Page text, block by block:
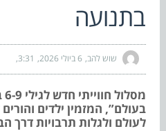
בתנועה
שוש להב 6 ביולי 2026 3:31
בעולם”, המזמין ילדים
לעולם ולגלות תרבויות דרך